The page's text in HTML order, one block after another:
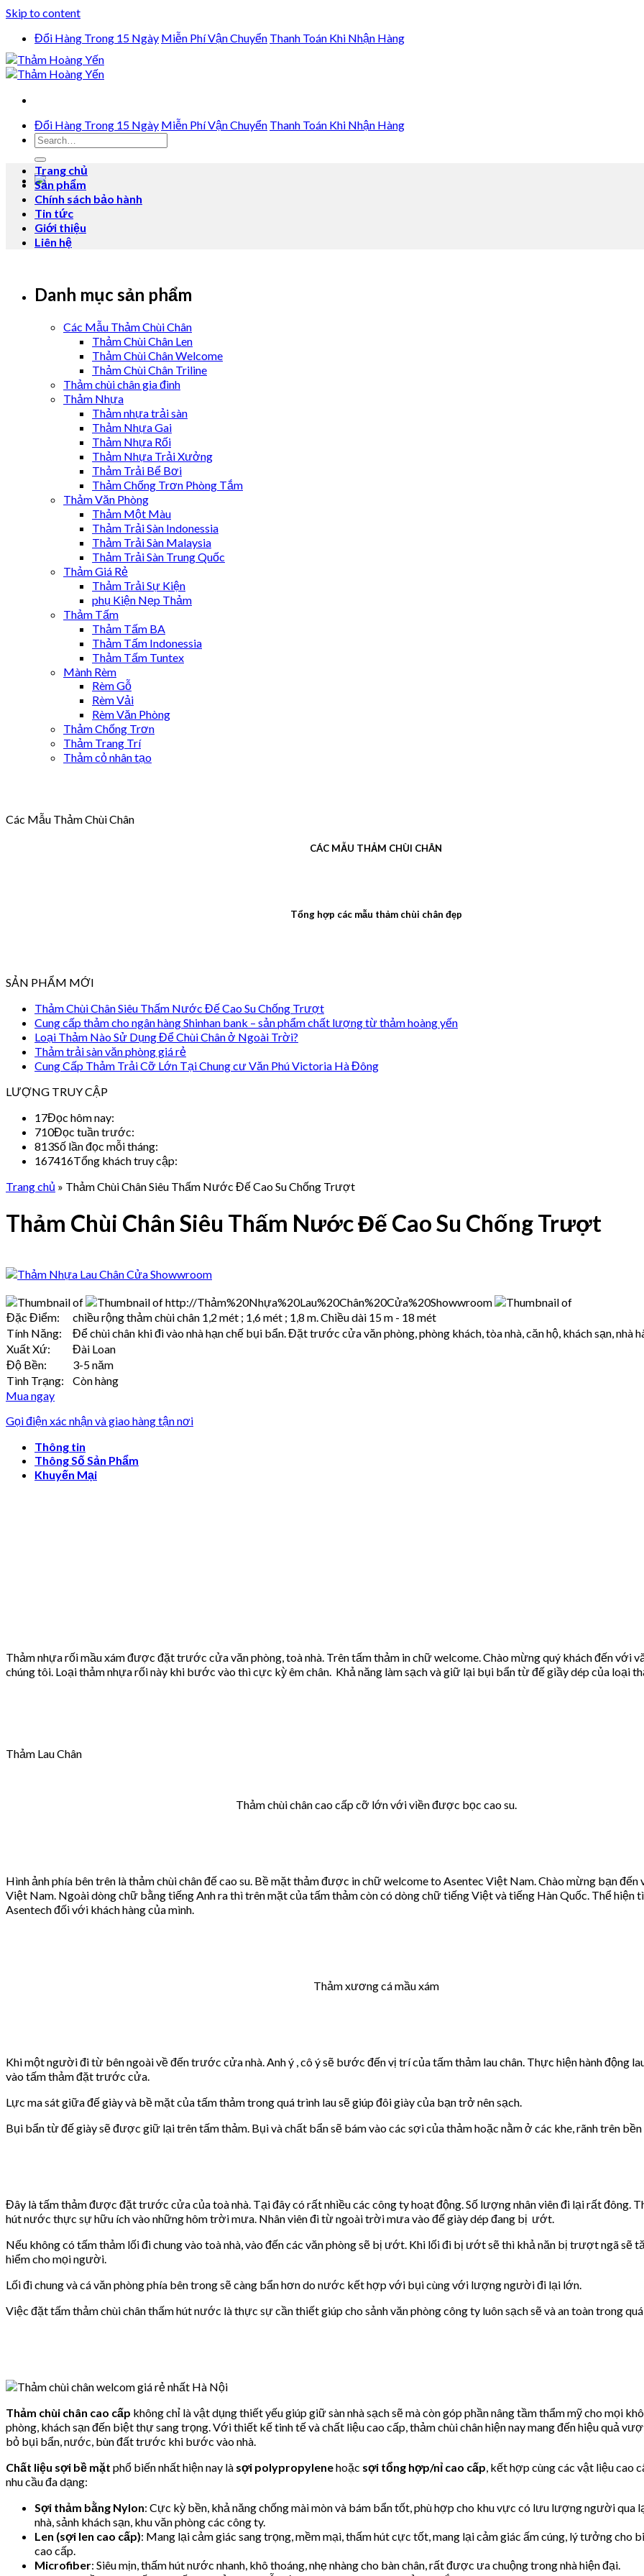
Skip to content
Đổi Hàng Trong 15 Ngày Miễn Phí Vận Chuyển Thanh Toán Khi Nhận Hàng
Đổi Hàng Trong 15 Ngày Miễn Phí Vận Chuyển Thanh Toán Khi Nhận Hàng
Trang chủ
Sản phẩm
Chính sách bảo hành
Tin tức
Giới thiệu
Liên hệ
Danh mục sản phẩm
Các Mẫu Thảm Chùi Chân
Thảm Chùi Chân Len
Thảm Chùi Chân Welcome
Thảm Chùi Chân Triline
Thảm chùi chân gia đình
Thảm Nhựa
Thảm nhựa trải sàn
Thảm Nhựa Gai
Thảm Nhựa Rối
Thảm Nhựa Trải Xưởng
Thảm Trải Bể Bơi
Thảm Chống Trơn Phòng Tắm
Thảm Văn Phòng
Thảm Một Màu
Thảm Trải Sàn Indonessia
Thảm Trải Sàn Malaysia
Thảm Trải Sàn Trung Quốc
Thảm Giá Rẻ
Thảm Trải Sự Kiện
phụ Kiện Nẹp Thảm
Thảm Tấm
Thảm Tấm BA
Thảm Tấm Indonessia
Thảm Tấm Tuntex
Mành Rèm
Rèm Gỗ
Rèm Vải
Rèm Văn Phòng
Thảm Chống Trơn
Thảm Trang Trí
Thảm cỏ nhân tạo
Các Mẫu Thảm Chùi Chân
CÁC MẪU THẢM CHÙI CHÂN
Tổng hợp các mẫu thảm chùi chân đẹp
SẢN PHẨM MỚI
Thảm Chùi Chân Siêu Thấm Nước Đế Cao Su Chống Trượt
Cung cấp thảm cho ngân hàng Shinhan bank – sản phẩm chất lượng từ thảm hoàng yến
Loại Thảm Nào Sử Dụng Để Chùi Chân ở Ngoài Trời?
Thảm trải sàn văn phòng giá rẻ
Cung Cấp Thảm Trải Cỡ Lớn Tại Chung cư Văn Phú Victoria Hà Đông
LƯỢNG TRUY CẬP
17Đọc hôm nay:
710Đọc tuần trước:
813Số lần đọc mỗi tháng:
167416Tổng khách truy cập:
Trang chủ » Thảm Chùi Chân Siêu Thấm Nước Đế Cao Su Chống Trượt
Thảm Chùi Chân Siêu Thấm Nước Đế Cao Su Chống Trượt
Đặc Điểm:
chiều rộng thảm chùi chân 1,2 mét ; 1,6 mét ; 1,8 m. Chiều dài 15 m - 18 mét
Tính Năng:
Để chùi chân khi đi vào nhà hạn chế bụi bẩn. Đặt trước cửa văn phòng, phòng khách, tòa nhà, căn hộ, khách sạn, nhà
Xuất Xứ:
Đài Loan
Độ Bền:
3-5 năm
Tình Trạng:
Còn hàng
Mua ngay
Gọi điện xác nhận và giao hàng tận nơi
Thông tin
Thông Số Sản Phẩm
Khuyến Mại
Thảm nhựa rối mầu xám được đặt trước cửa văn phòng, toà nhà. Trên tấm thảm in chữ welcome. Chào mừng quý khách đến với
chúng tôi. Loại thảm nhựa rối này khi bước vào thì cực kỳ êm chân. Khả năng làm sạch và giữ lại bụi bẩn từ đế giầy dép của loại
Thảm Lau Chân
Thảm chùi chân cao cấp cỡ lớn với viền được bọc cao su.
Hình ảnh phía bên trên là thảm chùi chân đế cao su. Bề mặt thảm được in chữ welcome to Asentec Việt Nam. Chào mừng bạn đến
Việt Nam. Ngoài dòng chữ bằng tiếng Anh ra thì trên mặt của tấm thảm còn có dòng chữ tiếng Việt và tiếng Hàn Quốc. Thể hiện
Asentech đối với khách hàng của mình.
Thảm xương cá mầu xám
Khi một người đi từ bên ngoài về đến trước cửa nhà. Anh ý , cô ý sẽ bước đến vị trí của tấm thảm lau chân. Thực hiện hành động
vào tấm thảm đặt trước cửa.
Lực ma sát giữa đế giày và bề mặt của tấm thảm trong quá trình lau sẽ giúp đôi giày của bạn trở nên sạch.
Bụi bẩn từ đế giày sẽ được giữ lại trên tấm thảm. Bụi và chất bẩn sẽ bám vào các sợi của thảm hoặc nằm ở các khe, rãnh trên
Đây là tấm thảm được đặt trước cửa của toà nhà. Tại đây có rất nhiều các công ty hoạt động. Số lượng nhân viên đi lại rất đông.
hút nước thực sự hữu ích vào những hôm trời mưa. Nhân viên đi từ ngoài trời mưa vào đế giày dép đang bị ướt.
Nếu không có tấm thảm lối đi chung vào toà nhà, vào đến các văn phòng sẽ bị ướt. Khi lối đi bị ướt sẽ thì khả năn bị trượt ngã sẽ
hiểm cho mọi người.
Lối đi chung và cá văn phòng phía bên trong sẽ càng bẩn hơn do nước kết hợp với bụi cùng với lượng người đi lại lớn.
Việc đặt tấm thảm chùi chân thấm hút nước là thực sự cần thiết giúp cho sảnh văn phòng công ty luôn sạch sẽ và an toàn trong
Thảm chùi chân cao cấp không chỉ là vật dụng thiết yếu giúp giữ sàn nhà sạch sẽ mà còn góp phần nâng tầm thẩm mỹ cho mọi
phòng, khách sạn đến biệt thự sang trọng. Với thiết kế tinh tế và chất liệu cao cấp, thảm chùi chân hiện nay mang đến hiệu quả
bỏ bụi bẩn, nước, bùn đất trước khi bước vào nhà.
Chất liệu sợi bề mặt phổ biến nhất hiện nay là sợi polypropylenehoặc sợi tổng hợp/nỉ cao cấp, kết hợp cùng các vật liệu cao
nhu cầu đa dạng:
Sợi thảm bằng Nylon: Cực kỳ bền, khả năng chống mài mòn và bám bẩn tốt, phù hợp cho khu vực có lưu lượng người qua
nhà, sảnh khách sạn, khu văn phòng các công ty.
Len (sợi len cao cấp): Mang lại cảm giác sang trọng, mềm mại, thấm hút cực tốt, mang lại cảm giác ấm cúng, lý tưởng cho
cao cấp.
Microfiber: Siêu mịn, thấm hút nước nhanh, khô thoáng, nhẹ nhàng cho bàn chân, rất được ưa chuộng trong nhà hiện đại.